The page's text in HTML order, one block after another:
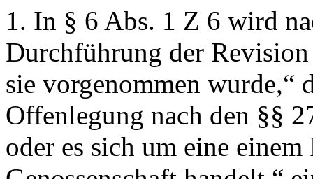
1. In § 6 Abs. 1 Z 6 wird
Durchführung der
sie vorgenommen wurde,“
Offenlegung nach den §§
oder es sich um eine